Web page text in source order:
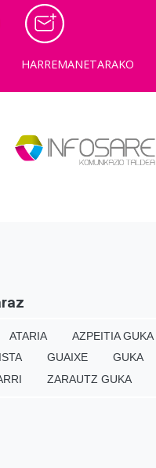
HARREMANETARAKO
ATARIA AZPEITIA GUKA
GUAIXE GUKA
ZARAUTZ GUKA